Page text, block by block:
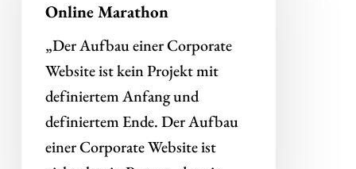
Online Marathon
„Der Aufbau einer Corporate
Website ist kein Projekt mit
definiertem Anfang und
definiertem Ende. Der Aufbau
einer Corporate Website ist